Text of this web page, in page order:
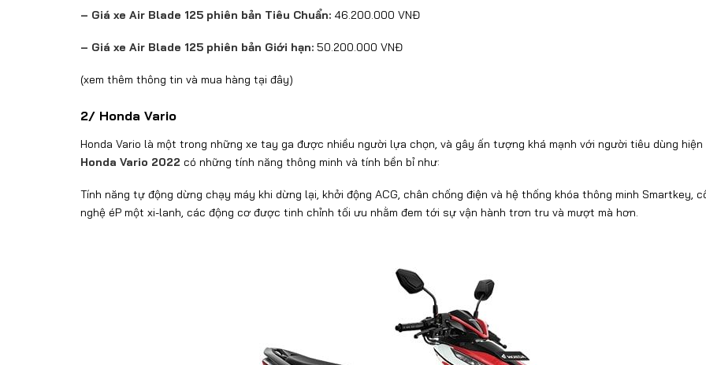
– Giá xe Air Blade 125 phiên bản Tiêu Chuẩn: 46.200.000 VNĐ
– Giá xe Air Blade 125 phiên bản Giới hạn: 50.200.000 VNĐ
(xem thêm thông tin và mua hàng tại đây)
2/ Honda Vario
Honda Vario là một trong những xe tay ga được nhiều người lựa chọn, và gây ấn tượng khá mạnh với người tiêu dùng hiện
Honda Vario 2022 có những tính năng thông minh và tính bền bỉ như:
Tính năng tự động dừng chạy máy khi dừng lại, khởi động ACG, chân chống điện và hệ thống khóa thông minh Smartkey,
nghệ éP một xi-lanh, các động cơ được tinh chỉnh tối ưu nhằm đem tới sự vận hành trơn tru và mượt mà hơn.